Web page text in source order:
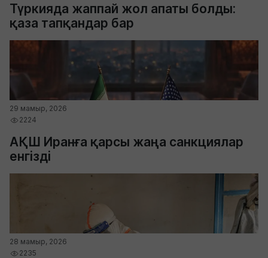
Түркияда жаппай жол апаты болды:
қаза тапқандар бар
29 мамыр, 2026
2224
АҚШ Иранға қарсы жаңа санкциялар
енгізді
28 мамыр, 2026
2235